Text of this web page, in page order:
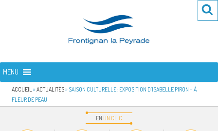
FRONTIGNAN LA PEYRADE
MENU
ACCUEIL »ACTUALITÉS» SAISON CULTURELLE : EXPOSITION D’ISABELLE PIRON – À
FLEUR DE PEAU
EN UN CLIC